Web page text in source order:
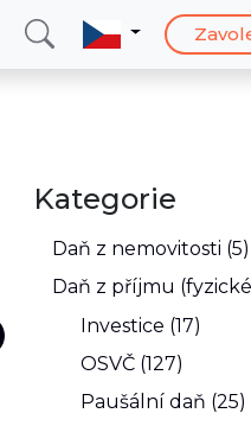
Kategorie
Daň z nemovitosti (5)
Daň z příjmu
Investice (17)
OSVČ (127)
Paušální daň (25)